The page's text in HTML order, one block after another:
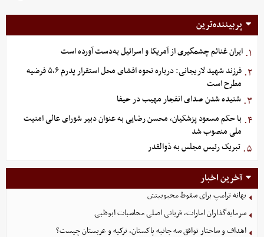
پربیننده‌ترین
۱. ایران غنائم چشمگیری از آمریکا و اسرائیل به‌دست آورده است
۲.
فرزند شهید لاریجانی: درباره نحوه افشای محل استقرار پدرم ۵،۶ فرضیه
مطرح است
۳. شنیده شدن صدای انفجار مهیب در حیفا
۴. با حکم مسعود پزشکیان، محسن رضایی به عنوان دبیر شورای عالی امنیت
ملی منصوب شد
۵. تبریک رئیس مجلس به ذوالقدر
آخرین اخبار
بهانه ترامپ برای سقوط محبوبیتش
سرمایه‌گذاران امارات، قربانی اصلی محاسبات ابوظبی
اهداف و ساختار توافق سه جانبه پاکستان، ترکیه و عربستان چیست؟